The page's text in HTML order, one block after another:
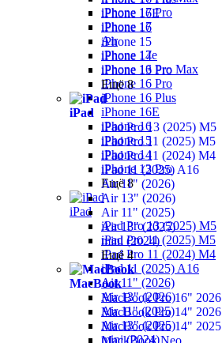
iPhone 16E
iPhone 16
iPhone 15
iPhone 14
iPhone 13 Pro
Ещё 8
iPad
iPad Pro 13 (2025) M5
iPad Pro 11 (2025) M5
iPad Pro 11 (2024) M4
iPad 11 (2025) A16
Air 11" (2026)
Air 13" (2026)
Air 11" (2025)
Air 13" (2025)
mini (2024)
Ещё 4
MacBook
MacBook Pro 16" 2026
MacBook Pro 14" 2026
MacBook Pro 14" 2025
MackBook Neo
iPhone 17 Pro
iPhone 17
Air
iPhone 17e
iPhone 16 Pro Max
iPhone 16 Pro
iPhone 16 Plus
iPhone 16E
iPhone 16
iPhone 15
iPhone 14
iPhone 13 Pro
Ещё 8
iPad
iPad Pro 13 (2025) M5
iPad Pro 11 (2025) M5
iPad Pro 11 (2024) M4
iPad 11 (2025) A16
Air 11" (2026)
Air 13" (2026)
Air 11" (2025)
Air 13" (2025)
mini (2024)